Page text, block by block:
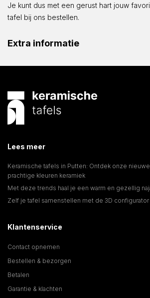
Je kunt dus met een gerust hart jouw
tafel bij ons bestellen.
Extra informatie
Lees meer
Keramische tafels in Putten: Ontdek onze
prachtige kleuren keramiek
Met deze trends haal je een warm en gezellig
Zelf je tafel samenstellen met de 3D configurator
Klantenservice
Contact opnemen
Bestellen & bezorgen
Betalen
Garantie & klachten